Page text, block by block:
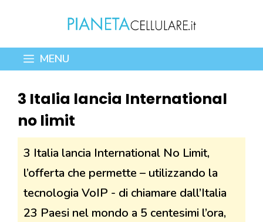
contenuto
MENU
3 Italia lancia International
no limit
3 Italia lancia International No Limit,
l’offerta che permette – utilizzando la
tecnologia VoIP - di chiamare dall’Italia
23 Paesi nel mondo a 5 centesimi l’ora,